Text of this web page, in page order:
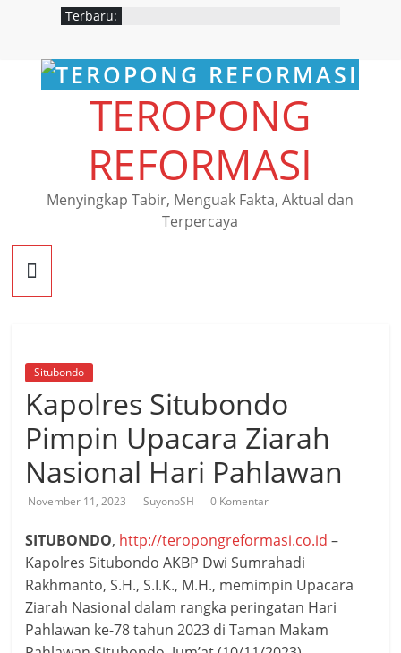
content
Terbaru:
TEROPONG
REFORMASI
Menyingkap Tabir, Menguak Fakta, Aktual dan
Terpercaya
Situbondo
Kapolres Situbondo
Pimpin Upacara Ziarah
Nasional Hari Pahlawan
November 11, 2023 SuyonoSH 0 Komentar
SITUBONDO, http://teropongreformasi.co.id –
Kapolres Situbondo AKBP Dwi Sumrahadi
Rakhmanto, S.H., S.I.K., M.H., memimpin Upacara
Ziarah Nasional dalam rangka peringatan Hari
Pahlawan ke-78 tahun 2023 di Taman Makam